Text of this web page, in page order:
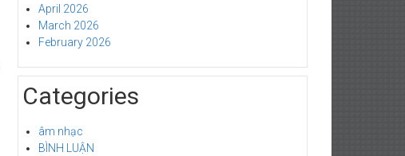
April 2026
March 2026
February 2026
Categories
âm nhạc
BÌNH LUẬN